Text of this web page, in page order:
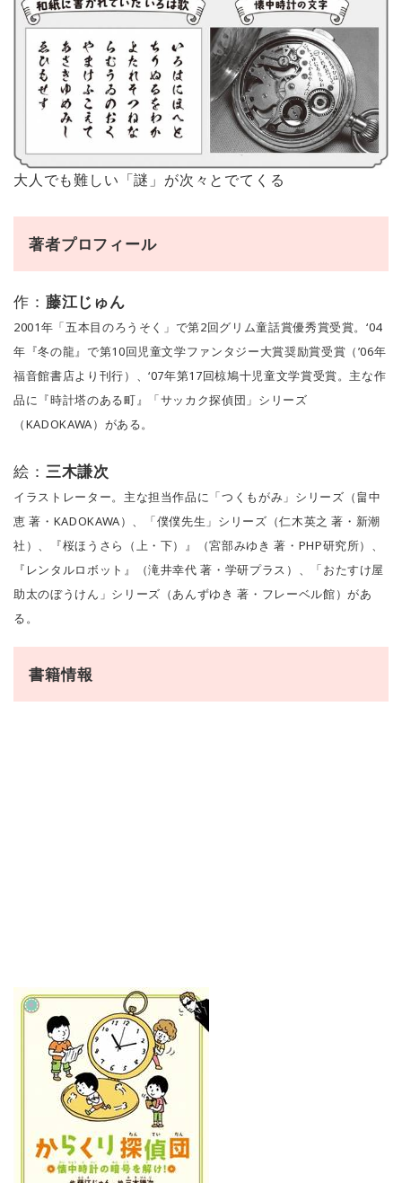
大人でも難しい「謎」が次々とでてくる
著者プロフィール
作： 藤江じゅん
2001年「五本目のろうそく」で第2回グリム童話賞優秀賞受賞。‘04
年『冬の龍』で第10回児童文学ファンタジー大賞奨励賞受賞（’06年
福音館書店より刊行）、‘07年第17回椋鳩十児童文学賞受賞。主な作
品に『時計塔のある町』「サッカク探偵団」シリーズ
（KADOKAWA）がある。
絵： 三木謙次
イラストレーター。主な担当作品に「つくもがみ」シリーズ（畠中
恵 著・KADOKAWA）、「僕僕先生」シリーズ（仁木英之 著・新潮
社）、『桜ほうさら（上・下）』（宮部みゆき 著・PHP研究所）、
『レンタルロボット』（滝井幸代 著・学研プラス）、「おたすけ屋
助太のぼうけん」シリーズ（あんずゆき 著・フレーベル館）があ
る。
書籍情報